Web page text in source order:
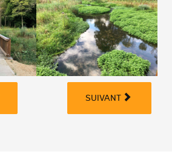
SUIVANT